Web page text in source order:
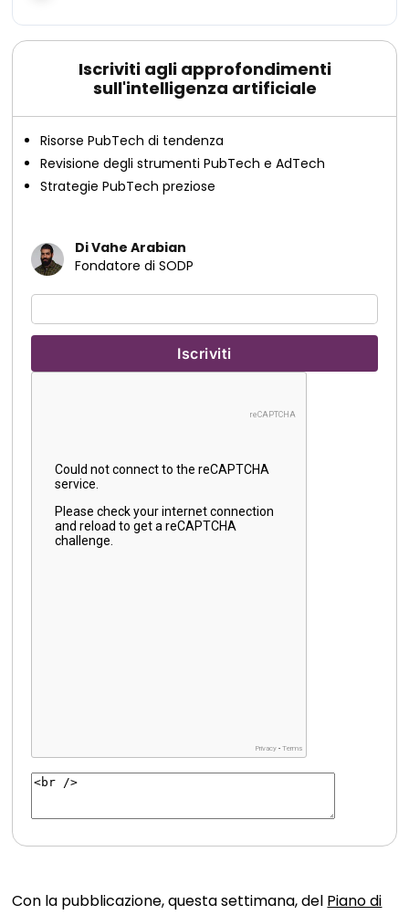
Iscriviti agli approfondimenti
sull'intelligenza artificiale
Risorse PubTech di tendenza
Revisione degli strumenti PubTech e AdTech
Strategie PubTech preziose
Di Vahe Arabian
Fondatore di SODP
Con la pubblicazione, questa settimana, del Piano di